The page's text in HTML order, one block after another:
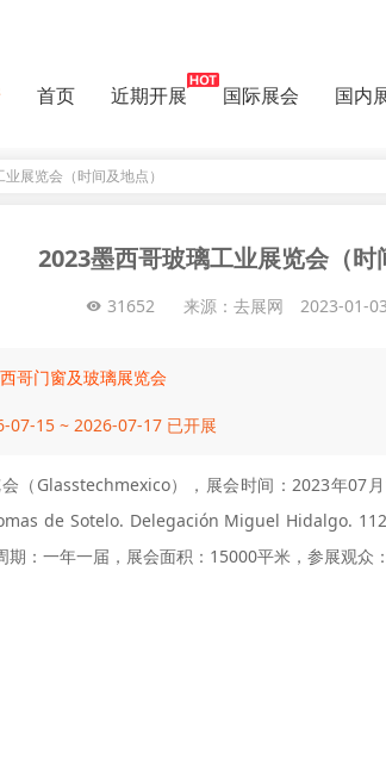
首页 近期开展 国际展会 国内
展览会（时间及地点）
2023墨西哥玻璃工业展览会（时
31652 来源：去展网 2023-01-
哥门窗及玻璃展览会
07-15 ~ 2026-07-17 已开展
（Glasstechmexico），展会时间：2023年07
de Sotelo. Delegación Miguel Hidalgo.
期：一年一届，展会面积：15000平米，参展观众